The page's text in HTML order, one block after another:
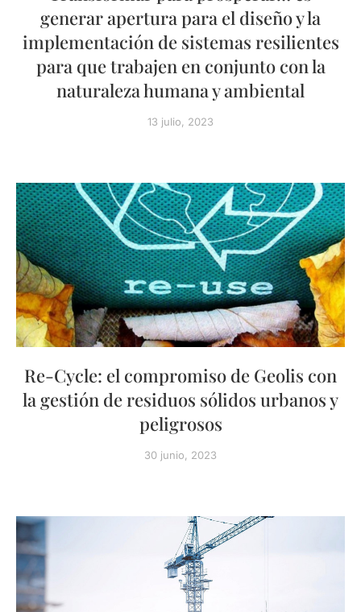
generar apertura para el diseño y la
implementación de sistemas resilientes
para que trabajen en conjunto con la
naturaleza humana y ambiental
13 julio, 2023
Re-Cycle: el compromiso de Geolis con
la gestión de residuos sólidos urbanos y
peligrosos
30 junio, 2023